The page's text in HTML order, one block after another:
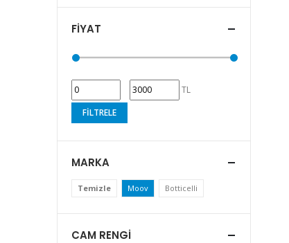
FIYAT
TL
FILTRELE
MARKA
Temizle Moov Botticelli
CAM RENGI